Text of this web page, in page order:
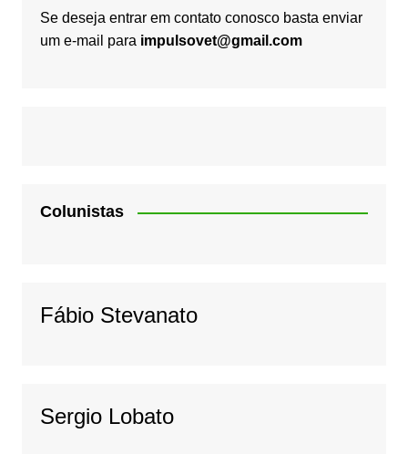
Se deseja entrar em contato conosco basta enviar
um e-mail para impulsovet@gmail.com
Colunistas
Fábio Stevanato
Sergio Lobato